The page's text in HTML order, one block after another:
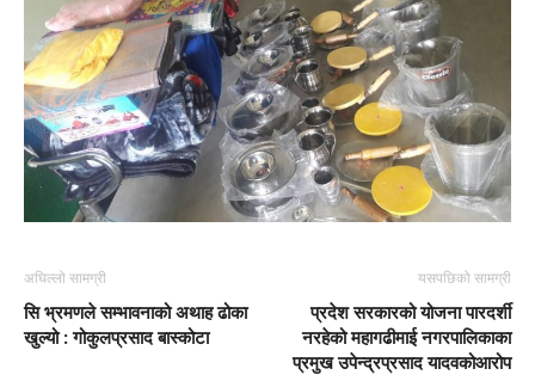
अघिल्लो सामग्री
सि भ्रमणले सम्भावनाको अथाह ढोका
खुल्यो : गोकुलप्रसाद बास्कोटा
यसपछिको सामग्री
प्रदेश सरकारको योजना पारदर्शी
नरहेको महागढीमाई नगरपालिकाका
प्रमुख उपेन्द्रप्रसाद यादवकोआरोप